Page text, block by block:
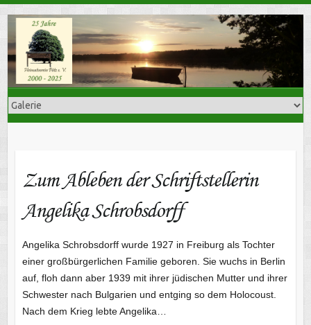
content
Zum Ableben der Schriftstellerin
Angelika Schrobsdorff
Angelika Schrobsdorff wurde 1927 in Freiburg als Tochter
einer großbürgerlichen Familie geboren. Sie wuchs in Berlin
auf, floh dann aber 1939 mit ihrer jüdischen Mutter und ihrer
Schwester nach Bulgarien und entging so dem Holocoust.
Nach dem Krieg lebte Angelika…